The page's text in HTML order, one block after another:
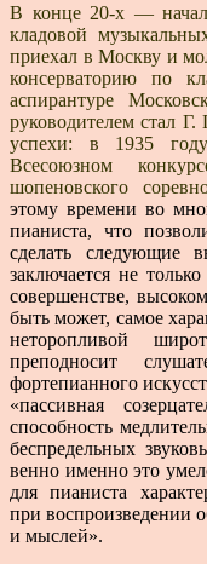
В конце 20-х —
кладовой
приехал в Москву и
консерваторию по
аспирантуре
руководителем стал
успехи: в 1935
Всесоюзном
шопеновского
этому времени во
пианиста, что
сделать следующие
заключается не
совершенстве,
быть может, самое
неторопливой
преподносит
фортепианного
«пассивная
способность
бес­предельных
венно именно это
для пианиста
при воспроизведении
и мыслей».